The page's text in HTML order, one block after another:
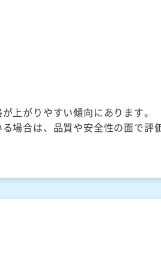
上がりやすい傾向にあります。
場合は、品質や安全性の面で